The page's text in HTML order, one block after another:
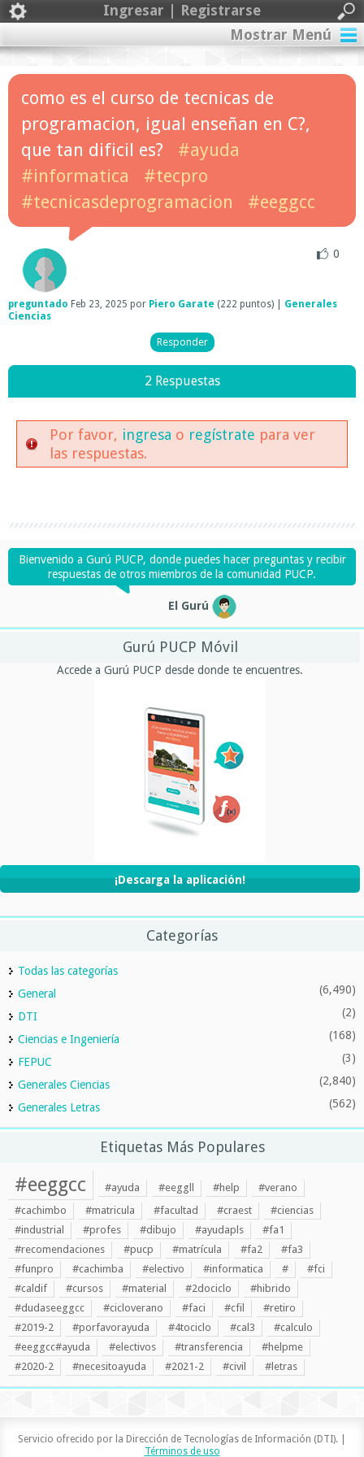
Ingresar | Registrarse
Mostrar Menú
como es el curso de tecnicas de
programacion, igual enseñan en C?,
que tan dificil es?
#ayuda
#informatica
#tecpro
#tecnicasdeprogramacion
#eeggcc
0
preguntado Feb 23, 2025 por Piero Garate (222 puntos)
Generales
Ciencias
2 Respuestas
Por favor, ingresa o regístrate para ver
las respuestas.
Bienvenido a Gurú PUCP, donde puedes hacer preguntas y recibir
respuestas de otros miembros de la comunidad PUCP.
El Gurú
Gurú PUCP Móvil
Accede a Gurú PUCP desde donde te encuentres.
¡Descarga la aplicación!
Categorías
Todas las categorías
General
(6,490)
DTI (2)
Ciencias e Ingeniería (168)
FEPUC (3)
Generales Ciencias (2,840)
Generales Letras (562)
Etiquetas Más Populares
#eeggcc #ayuda #eeggll #help
#verano
#cachimbo
#matricula #facultad #craest
#ciencias
#industrial
#profes #dibujo #ayudapls
#fa1
#recomendaciones
#pucp #matrícula #fa2
#fa3
#funpro
#cachimba #electivo #informatica #
#fci
#caldif
#cursos #material #2dociclo
#hibrido
#dudaseeggcc
#cicloverano #faci #cfil
#retiro
#2019-2
#porfavorayuda #4tociclo #cal3
#calculo
#eeggcc#ayuda
#electivos #transferencia
#helpme
#2020-2
#necesitoayuda #2021-2 #civil #letras
Servicio ofrecido por la Dirección de Tecnologías de Información (DTI). |
Términos de uso